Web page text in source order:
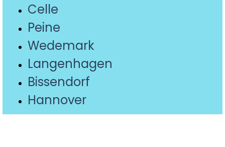
Celle
Peine
Wedemark
Langenhagen
Bissendorf
Hannover